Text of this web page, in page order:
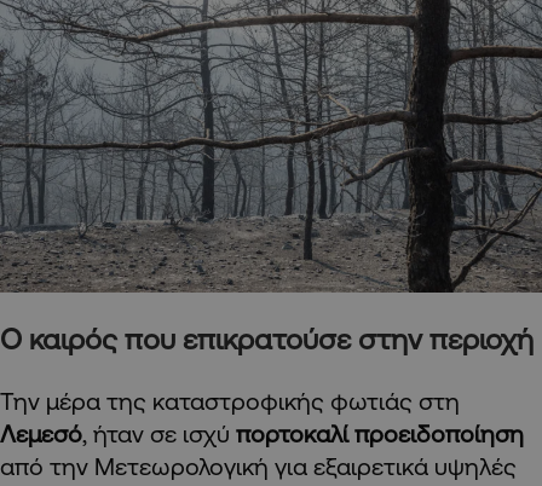
Ο καιρός που επικρατούσε στην περιοχή
Την μέρα της καταστροφικής φωτιάς στη
Λεμεσό, ήταν σε ισχύ πορτοκαλί προειδοποίηση
από την Μετεωρολογική για εξαιρετικά υψηλές